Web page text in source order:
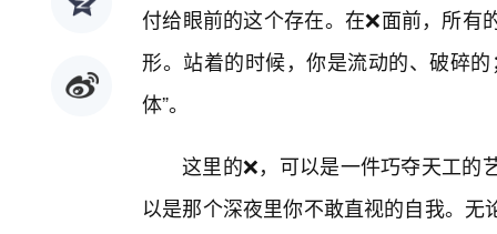
付给眼前的这个存在。在❌面前，所
形。站着的时候，你是流动的、破碎
体”。
这里的❌，可以是一件巧夺天工的
以是那个深夜里你不敢直视的自我。